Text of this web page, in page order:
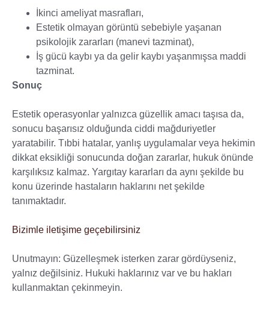
İkinci ameliyat masrafları,
Estetik olmayan görüntü sebebiyle yaşanan
psikolojik zararları (manevi tazminat),
İş gücü kaybı ya da gelir kaybı yaşanmışsa maddi
tazminat.
Sonuç
Estetik operasyonlar yalnızca güzellik amacı taşısa da,
sonucu başarısız olduğunda ciddi mağduriyetler
yaratabilir. Tıbbi hatalar, yanlış uygulamalar veya hekimin
dikkat eksikliği sonucunda doğan zararlar, hukuk önünde
karşılıksız kalmaz. Yargıtay kararları da aynı şekilde bu
konu üzerinde hastaların haklarını net şekilde
tanımaktadır.
Bizimle iletişime geçebilirsiniz
Unutmayın: Güzelleşmek isterken zarar gördüyseniz,
yalnız değilsiniz. Hukuki haklarınız var ve bu hakları
kullanmaktan çekinmeyin.